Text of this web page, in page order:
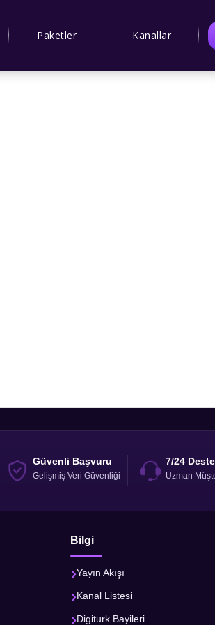
Paketler Kanallar
Güvenli Başvuru
Gelişmiş Veri Güvenliği
7/24
Uzman
Bilgi
Yayın Akışı
Kanal Listesi
Digiturk Bayileri